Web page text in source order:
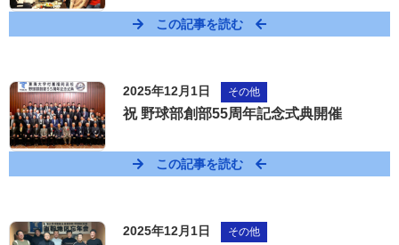
この記事を読む
2025年12月1日 その他
祝 野球部創部55周年記念式典開催
この記事を読む
2025年12月1日 その他